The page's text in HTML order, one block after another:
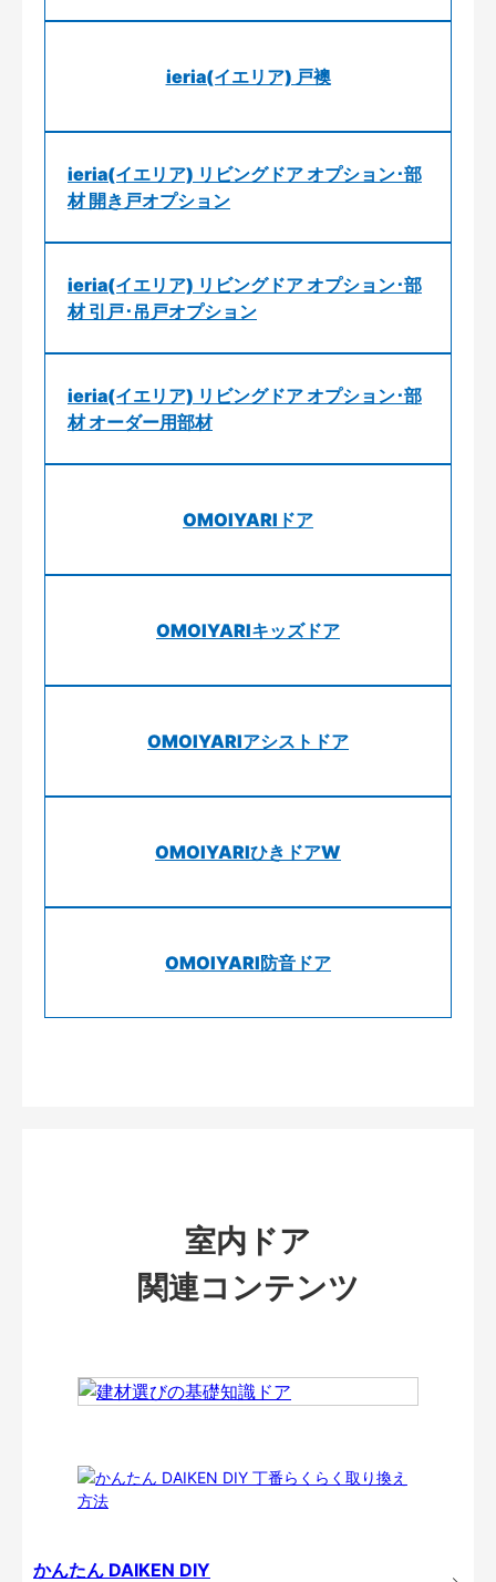
ieria(イエリア) 戸襖
ieria(イエリア) リビングドア オプション･部
材 開き戸オプション
ieria(イエリア) リビングドア オプション･部
材 引戸･吊戸オプション
ieria(イエリア) リビングドア オプション･部
材 オーダー用部材
OMOIYARIドア
OMOIYARIキッズドア
OMOIYARIアシストドア
OMOIYARIひきドアW
OMOIYARI防音ドア
室内ドア
関連コンテンツ
かんたん DAIKEN DIY